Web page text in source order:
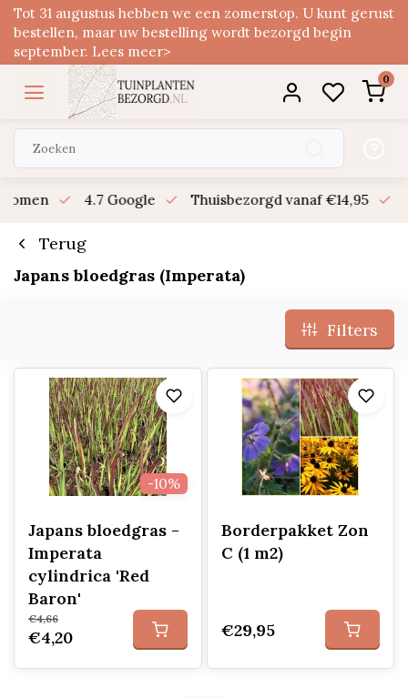
Tot 31 augustus hebben we een zomerstop. U kunt gerust
bestellen, maar uw bestelling wordt bezorgd begin
september. Lees meer>
0
4.7 Google Thuisbezorgd vanaf €14,95
Terug
Japans bloedgras (Imperata)
Filters
-10%
Japans bloedgras -
Imperata
cylindrica 'Red
Baron'
€4,66
€4,20
Borderpakket Zon
C (1 m2)
€29,95